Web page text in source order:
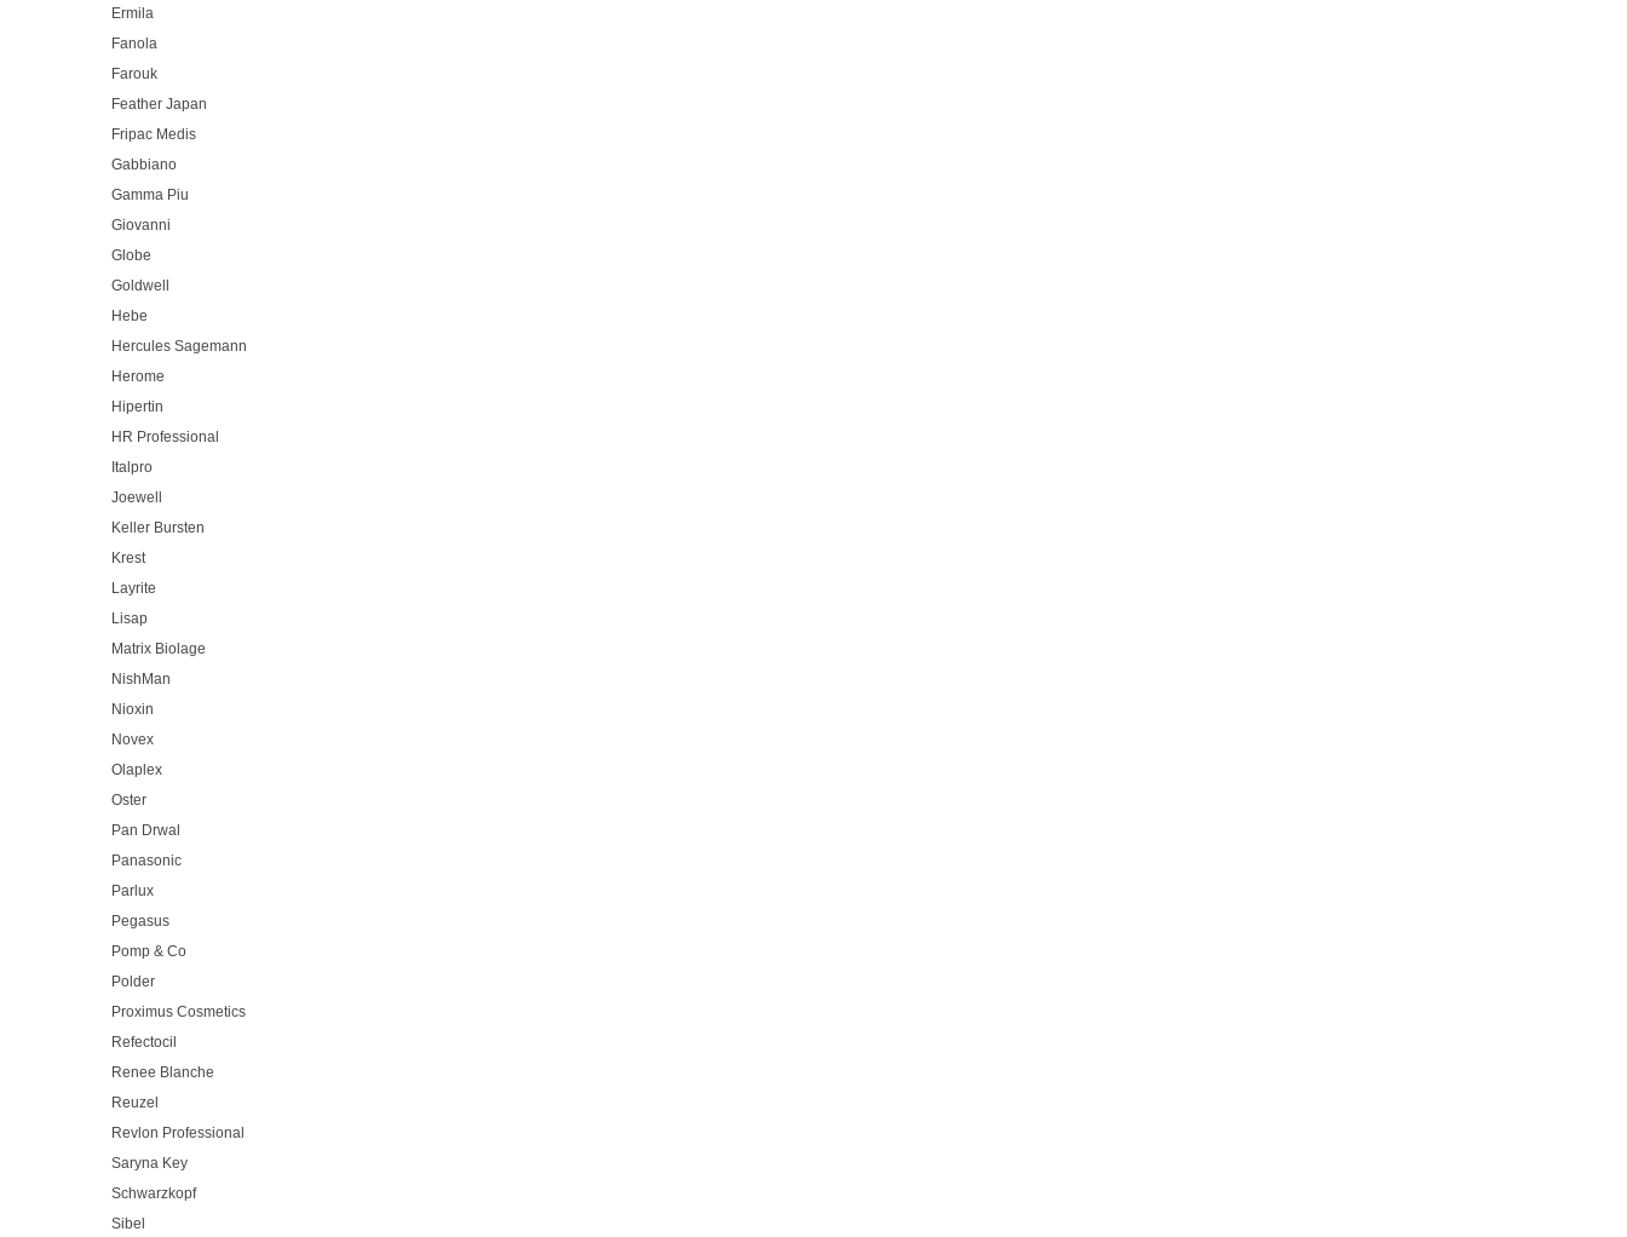
Ermila
Fanola
Farouk
Feather Japan
Fripac Medis
Gabbiano
Gamma Piu
Giovanni
Globe
Goldwell
Hebe
Hercules Sagemann
Herome
Hipertin
HR Professional
Italpro
Joewell
Keller Bursten
Krest
Layrite
Lisap
Matrix Biolage
NishMan
Nioxin
Novex
Olaplex
Oster
Pan Drwal
Panasonic
Parlux
Pegasus
Pomp & Co
Polder
Proximus Cosmetics
Refectocil
Renee Blanche
Reuzel
Revlon Professional
Saryna Key
Schwarzkopf
Sibel